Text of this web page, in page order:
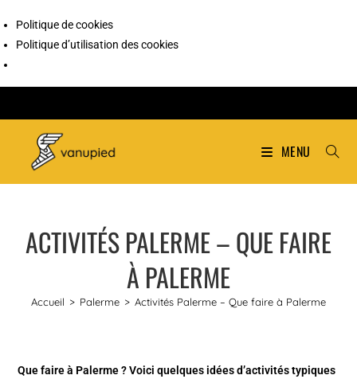
Politique de cookies
Politique d’utilisation des cookies
MENU
ACTIVITÉS PALERME – QUE FAIRE
À PALERME
Accueil > Palerme > Activités Palerme – Que faire à Palerme
Que faire à Palerme ? Voici quelques idées d’activités typiques